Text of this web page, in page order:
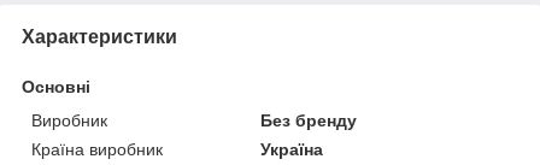
Характеристики
Основні
Виробник
Без бренду
Країна виробник
Україна